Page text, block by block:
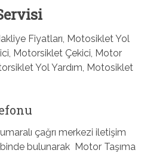
Fiyatları, Motosiklet Yol
Motorsiklet Çekici, Motor
Yol Yardım, Motosiklet
çağrı merkezi iletişim
bulunarak Motor Taşıma